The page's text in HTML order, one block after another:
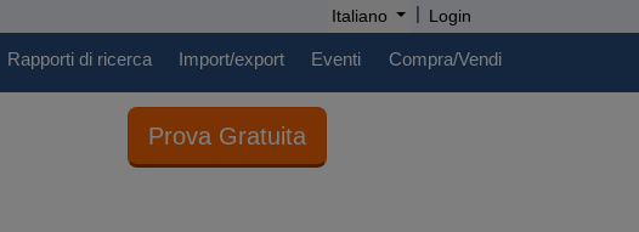
Italiano | Login
Rapporti di ricerca Import/export Eventi Compra/Vendi
Prova Gratuita